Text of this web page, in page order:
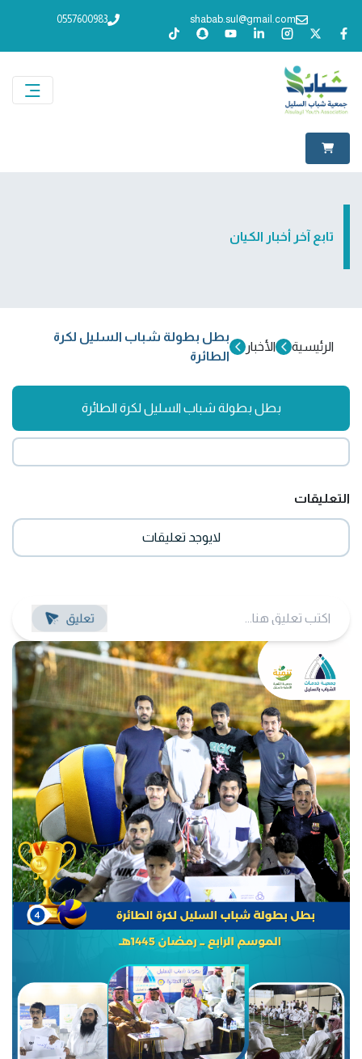
shabab.sul@gmail.com
0557600983
تابع آخر أخبار الكيان
الرئيسية الأخبار
بطل بطولة شباب السليل لكرة
الطائرة
بطل بطولة شباب السليل لكرة الطائرة
التعليقات
لايوجد تعليقات